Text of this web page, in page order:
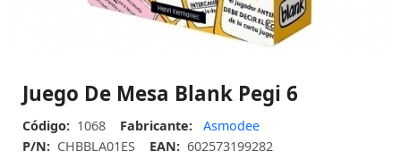
Juego De Mesa Blank Pegi 6
Código: 1068 Fabricante:
Asmodee
P/N: CHBBLA01ES EAN: 602573199282